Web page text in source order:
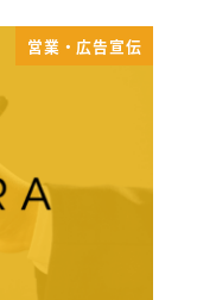
営業・広告宣伝